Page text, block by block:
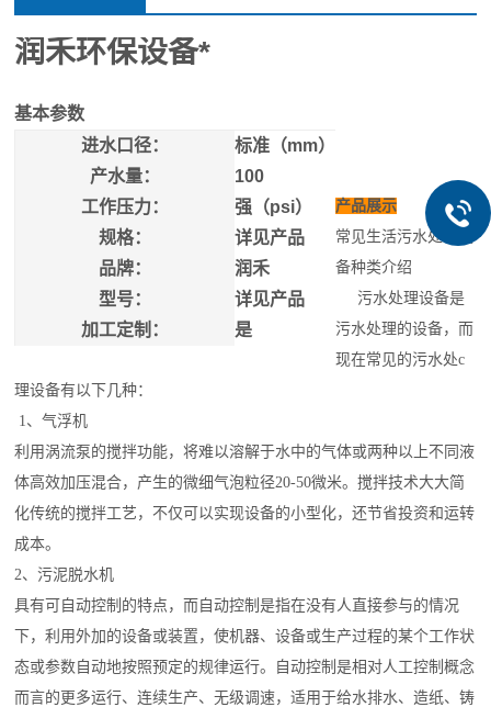
润禾环保设备*
基本参数
进水口径：
标准（mm）
产水量：
100
工作压力：
强（psi）
规格：
详见产品
品牌：
润禾
型号：
详见产品
加工定制：
是
产品展示
常见生活污水处理设
备种类介绍
污水处理设备是
污水处理的设备，而
现在常见的污水处c
理设备有以下几种：
1、气浮机
利用涡流泵的搅拌功能，将难以溶解于水中的气体或两种以上不同液
体高效加压混合，产生的微细气泡粒径20-50微米。搅拌技术大大简
化传统的搅拌工艺，不仅可以实现设备的小型化，还节省投资和运转
成本。
2、污泥脱水机
具有可自动控制的特点，而自动控制是指在没有人直接参与的情况
下，利用外加的设备或装置，使机器、设备或生产过程的某个工作状
态或参数自动地按照预定的规律运行。自动控制是相对人工控制概念
而言的更多运行、连续生产、无级调速，适用于给水排水、造纸、铸